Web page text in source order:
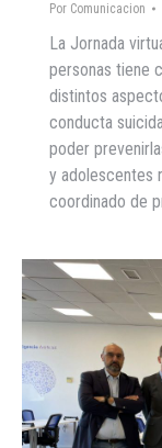
Por Comunicacion
La Jornada
personas tiene
distintos
conducta
poder
y adolescentes
coordinado de